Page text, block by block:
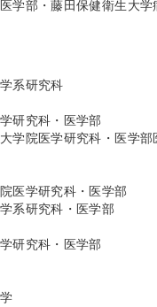
学部・藤田保健衛生大学
系研究科
研究科・医学部
学院医学研究科・医学部
医学研究科・医学部
系研究科・医学部
研究科・医学部